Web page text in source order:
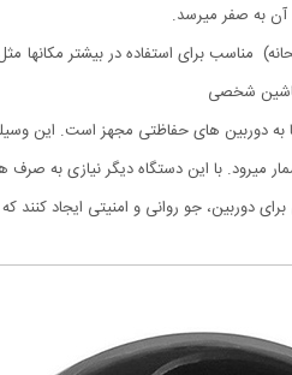
به صفر میرسد.
برای استفاده در بیشتر مکانها
شخصی
دوربین های حفاظتی مجهز است. این
میرود. با این دستگاه دیگر نیازی به
جو روانی و امنیتی ایجاد کنند